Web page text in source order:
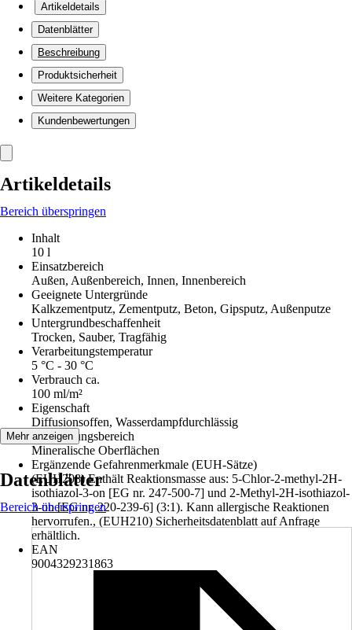
Artikeldetails
Datenblätter
Beschreibung
Produktsicherheit
Weitere Kategorien
Kundenbewertungen
Artikeldetails
Bereich überspringen
Inhalt
10 l
Einsatzbereich
Außen, Außenbereich, Innen, Innenbereich
Geeignete Untergründe
Kalkzementputz, Zementputz, Beton, Gipsputz, Außenputze
Untergrundbeschaffenheit
Trocken, Sauber, Tragfähig
Verarbeitungstemperatur
5 °C - 30 °C
Verbrauch ca.
100 ml/m²
Eigenschaft
Diffusionsoffen, Wasserdampfdurchlässig
Anwendungsbereich
Mineralische Oberflächen
Ergänzende Gefahrenmerkmale (EUH-Sätze)
(EUH208) Enthält Reaktionsmasse aus: 5-Chlor-2-methyl-2H-
isothiazol-3-on [EG nr. 247-500-7] und 2-Methyl-2H-isothiazol-
3-on [EG nr. 220-239-6] (3:1). Kann allergische Reaktionen
hervorrufen., (EUH210) Sicherheitsdatenblatt auf Anfrage
erhältlich.
EAN
9004329231863
Mehr anzeigen
Datenblätter
Bereich überspringen